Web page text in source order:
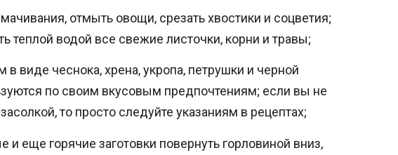
отмыть овощи, срезать хвостики и соцветия;
теплой водой все свежие листочки, корни и травы;
в виде чеснока, хрена, укропа, петрушки и черной
по своим вкусовым предпочтениям; если вы не
то просто следуйте указаниям в рецептах;
и еще горячие заготовки повернуть горловиной вниз,